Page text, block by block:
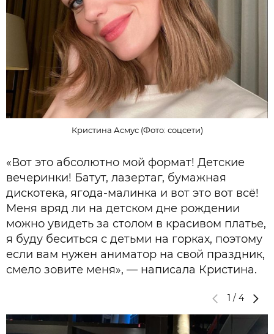
Кристина Асмус (Фото: соцсети)
«Вот это абсолютно мой формат! Детские
вечеринки! Батут, лазертаг, бумажная
дискотека, ягода-малинка и вот это вот всё!
Меня вряд ли на детском дне рождении
можно увидеть за столом в красивом платье,
я буду беситься с детьми на горках, поэтому
если вам нужен аниматор на свой праздник,
смело зовите меня», — написала Кристина.
1 / 4